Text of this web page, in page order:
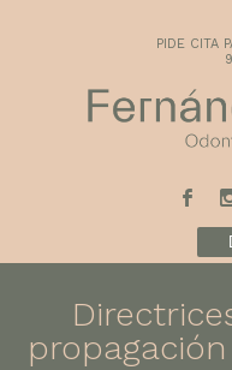
PIDE CITA